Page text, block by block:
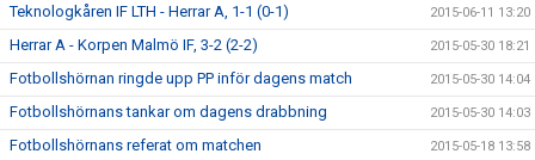
Teknologkåren IF LTH - Herrar A, 1-1 (0-1) 2015-06-11 13:20
Herrar A - Korpen Malmö IF, 3-2 (2-2) 2015-05-30 18:21
Fotbollshörnan ringde upp PP inför dagens match 2015-05-30 14:04
Fotbollshörnans tankar om dagens drabbning 2015-05-30 14:03
Fotbollshörnans referat om matchen 2015-05-18 13:58